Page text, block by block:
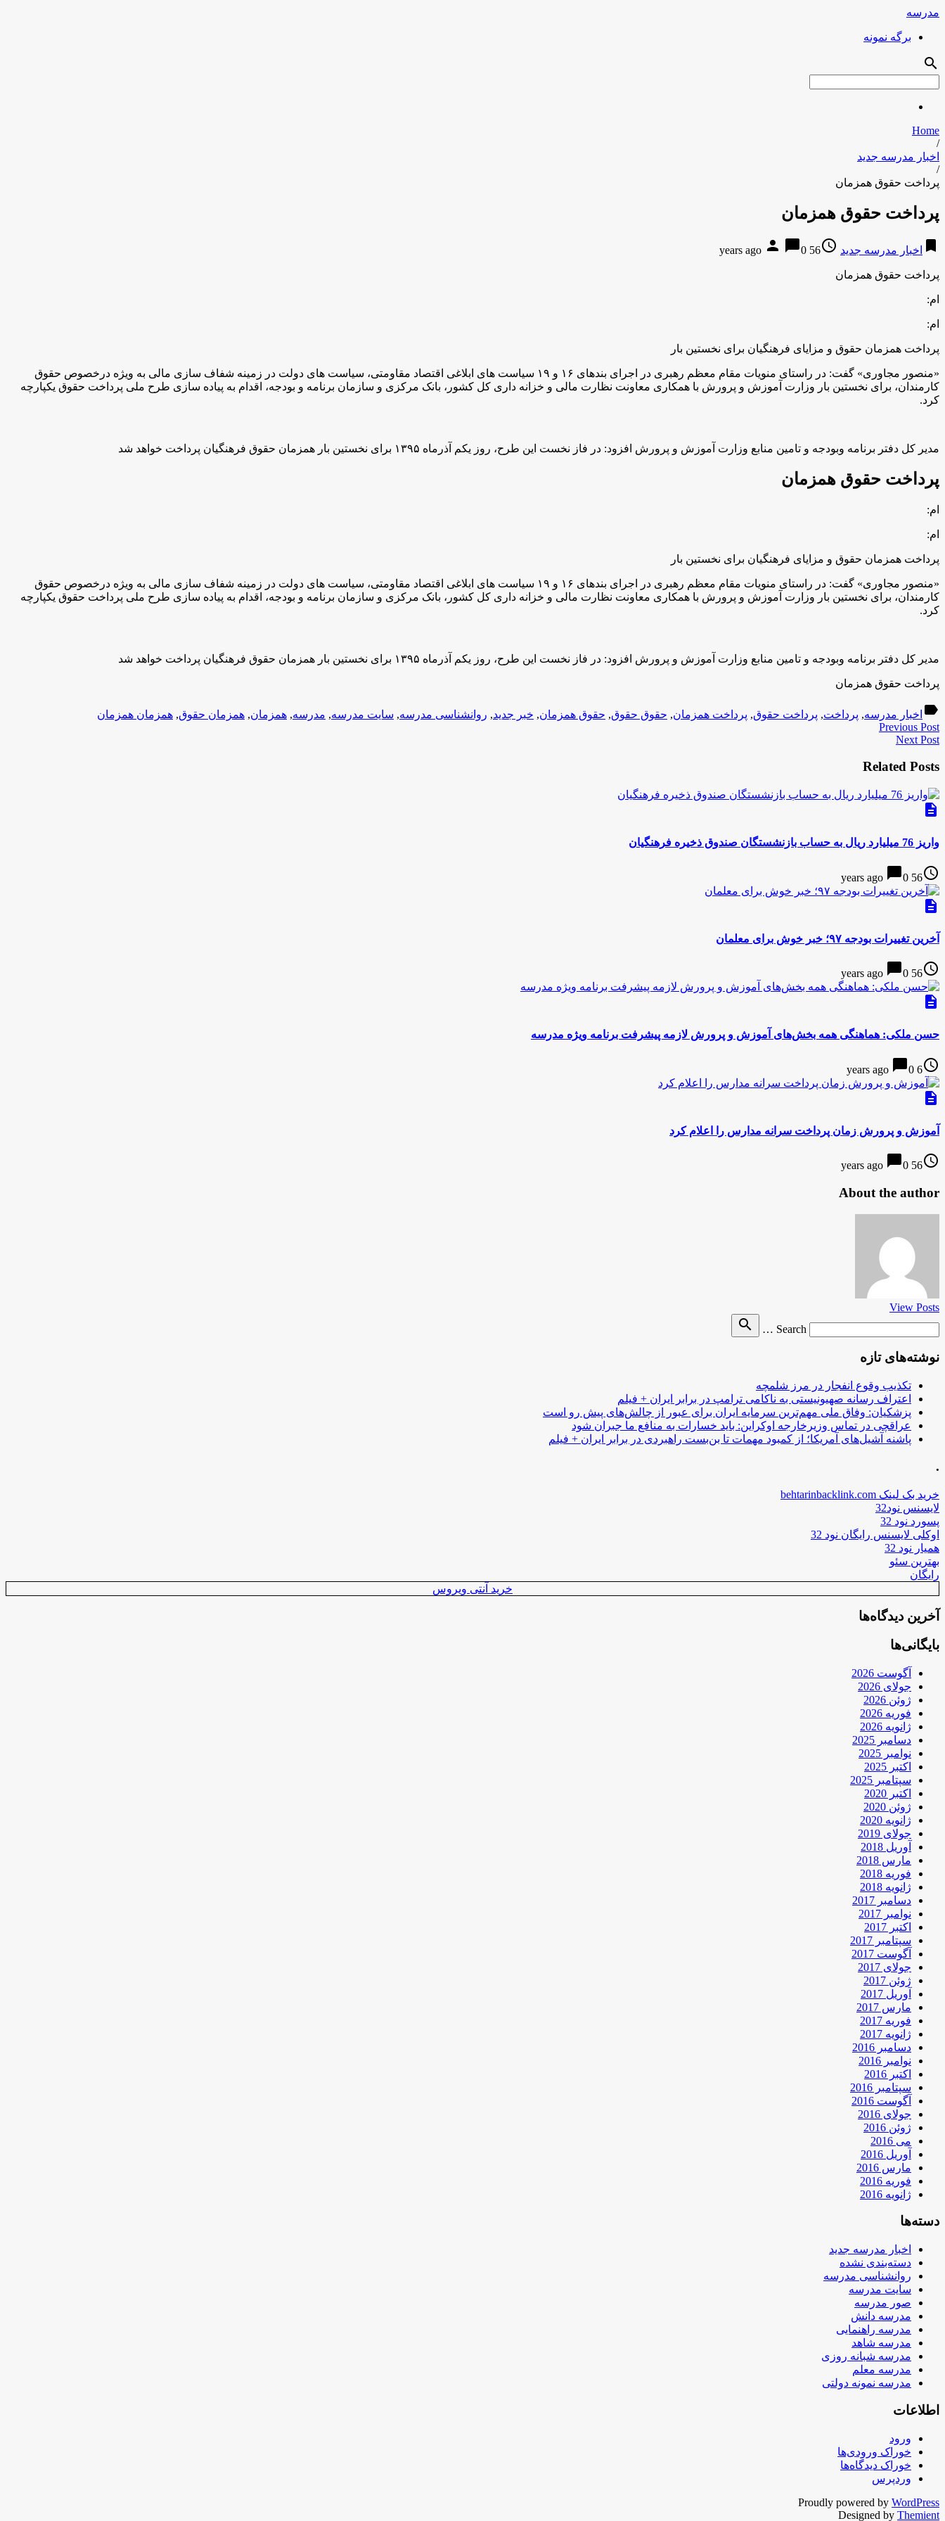
مدرسه
برگه نمونه
search
Home
/
اخبار مدرسه جدید
/
پرداخت حقوق همزمان
پرداخت حقوق همزمان
bookmark اخبار مدرسه جدید access_time
56 years ago
person chat_bubble0
پرداخت حقوق همزمان
ام:
ام:
پرداخت همزمان حقوق و مزایای فرهنگیان برای نخستین بار
«منصور مجاوری» گفت: در راستای منویات مقام معظم رهبری در اجرای بندهای ۱۶ و ۱۹ سیاست های ابلاغی اقتصاد مقاومتی، سیاست های دولت در زمینه شفاف سازی مالی به ویژه درخصوص حقوق
کارمندان، برای نخستین بار وزارت آموزش و پرورش با همکاری معاونت نظارت مالی و خزانه داری کل کشور، بانک مرکزی و سازمان برنامه و بودجه، اقدام به پیاده سازی طرح ملی پرداخت حقوق یکپارچه
کرد.
مدیر کل دفتر برنامه وبودجه و تامین منابع وزارت آموزش و پرورش افزود: در فاز نخست این طرح، روز یکم آذرماه ۱۳۹۵ برای نخستین بار همزمان حقوق فرهنگیان پرداخت خواهد شد
پرداخت حقوق همزمان
ام:
ام:
پرداخت همزمان حقوق و مزایای فرهنگیان برای نخستین بار
«منصور مجاوری» گفت: در راستای منویات مقام معظم رهبری در اجرای بندهای ۱۶ و ۱۹ سیاست های ابلاغی اقتصاد مقاومتی، سیاست های دولت در زمینه شفاف سازی مالی به ویژه درخصوص حقوق
کارمندان، برای نخستین بار وزارت آموزش و پرورش با همکاری معاونت نظارت مالی و خزانه داری کل کشور، بانک مرکزی و سازمان برنامه و بودجه، اقدام به پیاده سازی طرح ملی پرداخت حقوق یکپارچه
کرد.
مدیر کل دفتر برنامه وبودجه و تامین منابع وزارت آموزش و پرورش افزود: در فاز نخست این طرح، روز یکم آذرماه ۱۳۹۵ برای نخستین بار همزمان حقوق فرهنگیان پرداخت خواهد شد
پرداخت حقوق همزمان
label اخبار مدرسه, پرداخت, پرداخت حقوق, پرداخت همزمان, حقوق حقوق, حقوق همزمان, خبر جدید, روانشناسی مدرسه, سایت مدرسه, مدرسه, همزمان, همزمان حقوق, همزمان همزمان
Previous Post
Next Post
Related Posts
description
واریز 76 میلیارد ریال به حساب بازنشستگان صندوق ذخیره فرهنگیان
access_time
56 years ago
chat_bubble0
description
آخرین تغییرات بودجه ۹۷؛ خبر خوش برای معلمان
access_time
56 years ago
chat_bubble0
description
حسن ملکی: هماهنگی همه بخش‌های آموزش و پرورش لازمه پیشرفت برنامه ویژه مدرسه
access_time
6 years ago
chat_bubble0
description
آموزش و پرورش زمان پرداخت سرانه مدارس را اعلام کرد
access_time
56 years ago
chat_bubble0
About the author
View Posts
Search …
search
نوشته‌های تازه
تکذیب وقوع انفجار در مرز شلمچه
اعتراف رسانه صهیونیستی به ناکامی ترامپ در برابر ایران + فیلم
پزشکیان: وفاق ملی مهم‌ترین سرمایه ایران برای عبور از چالش‌های پیش رو است
عراقچی در تماس وزیرخارجه اوکراین: باید خسارات به منافع ما جبران شود
پاشنه آشیل‌های آمریکا؛ از کمبود مهمات تا بن‌بست راهبردی در برابر ایران + فیلم
.
خرید بک لینک behtarinbacklink.com
لایسنس نود32
پسورد نود 32
اوکلی لایسنس رایگان نود 32
همیار نود 32
بهترین سئو
رایگان
خرید آنتی ویروس
آخرین دیدگاه‌ها
بایگانی‌ها
آگوست 2026
جولای 2026
ژوئن 2026
فوریه 2026
ژانویه 2026
دسامبر 2025
نوامبر 2025
اکتبر 2025
سپتامبر 2025
اکتبر 2020
ژوئن 2020
ژانویه 2020
جولای 2019
آوریل 2018
مارس 2018
فوریه 2018
ژانویه 2018
دسامبر 2017
نوامبر 2017
اکتبر 2017
سپتامبر 2017
آگوست 2017
جولای 2017
ژوئن 2017
آوریل 2017
مارس 2017
فوریه 2017
ژانویه 2017
دسامبر 2016
نوامبر 2016
اکتبر 2016
سپتامبر 2016
آگوست 2016
جولای 2016
ژوئن 2016
می 2016
آوریل 2016
مارس 2016
فوریه 2016
ژانویه 2016
دسته‌ها
اخبار مدرسه جدید
دسته‌بندی نشده
روانشناسی مدرسه
سایت مدرسه
صور مدرسه
مدرسه دانش
مدرسه راهنمایی
مدرسه شاهد
مدرسه شبانه روزی
مدرسه معلم
مدرسه نمونه دولتی
اطلاعات
ورود
خوراک ورودی‌ها
خوراک دیدگاه‌ها
وردپرس
Proudly powered by WordPress
Designed by Themient